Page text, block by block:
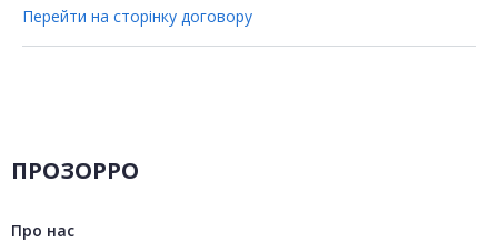
Перейти на сторінку договору
ПРОЗОРРО
Про нас